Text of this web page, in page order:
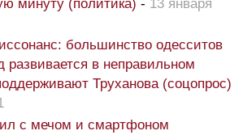
минуту (политика) - 13 января
большинство одесситов
развивается в неправильном
Труханова (соцопрос)
с мечом и смартфоном